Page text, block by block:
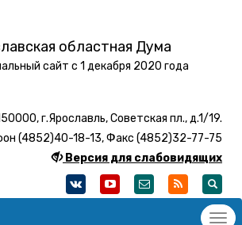
областная Дума
сайт с 1 декабря 2020 года
г.Ярославль, Советская пл., д.1/19.
(4852)40-18-13, Факс (4852)32-77-75
Версия для слабовидящих